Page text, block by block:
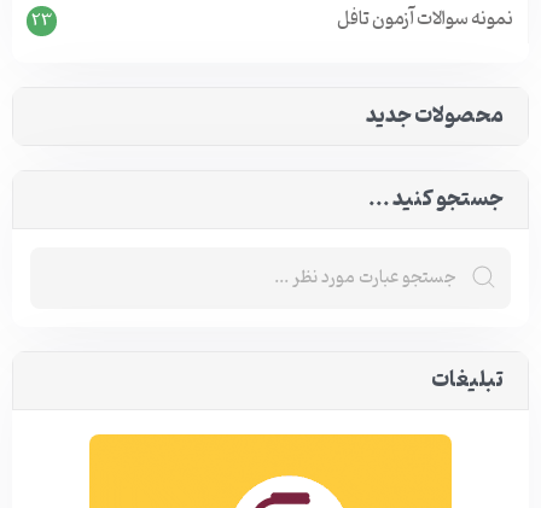
نمونه سوالات آزمون تافل 23
محصولات جدید
جستجو کنید ...
تبلیغات